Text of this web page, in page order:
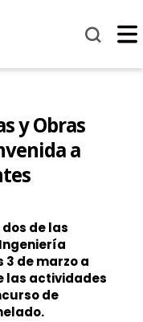
y Obras
a
de las
de marzo a
las actividades
de